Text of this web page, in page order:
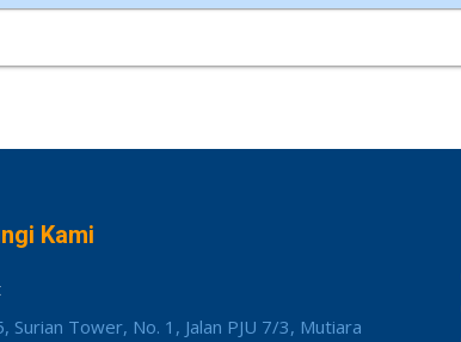
Kami
Surian Tower, No. 1, Jalan PJU 7/3, Mutiara